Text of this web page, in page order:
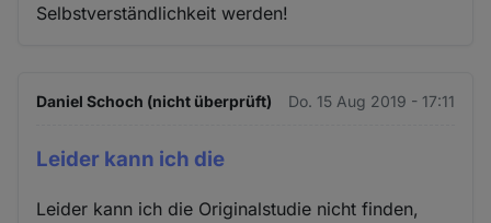
Selbstverständlichkeit werden!
Daniel Schoch (nicht überprüft) Do. 15 Aug 2019 - 17:11
Leider kann ich die
Leider kann ich die Originalstudie nicht finden,